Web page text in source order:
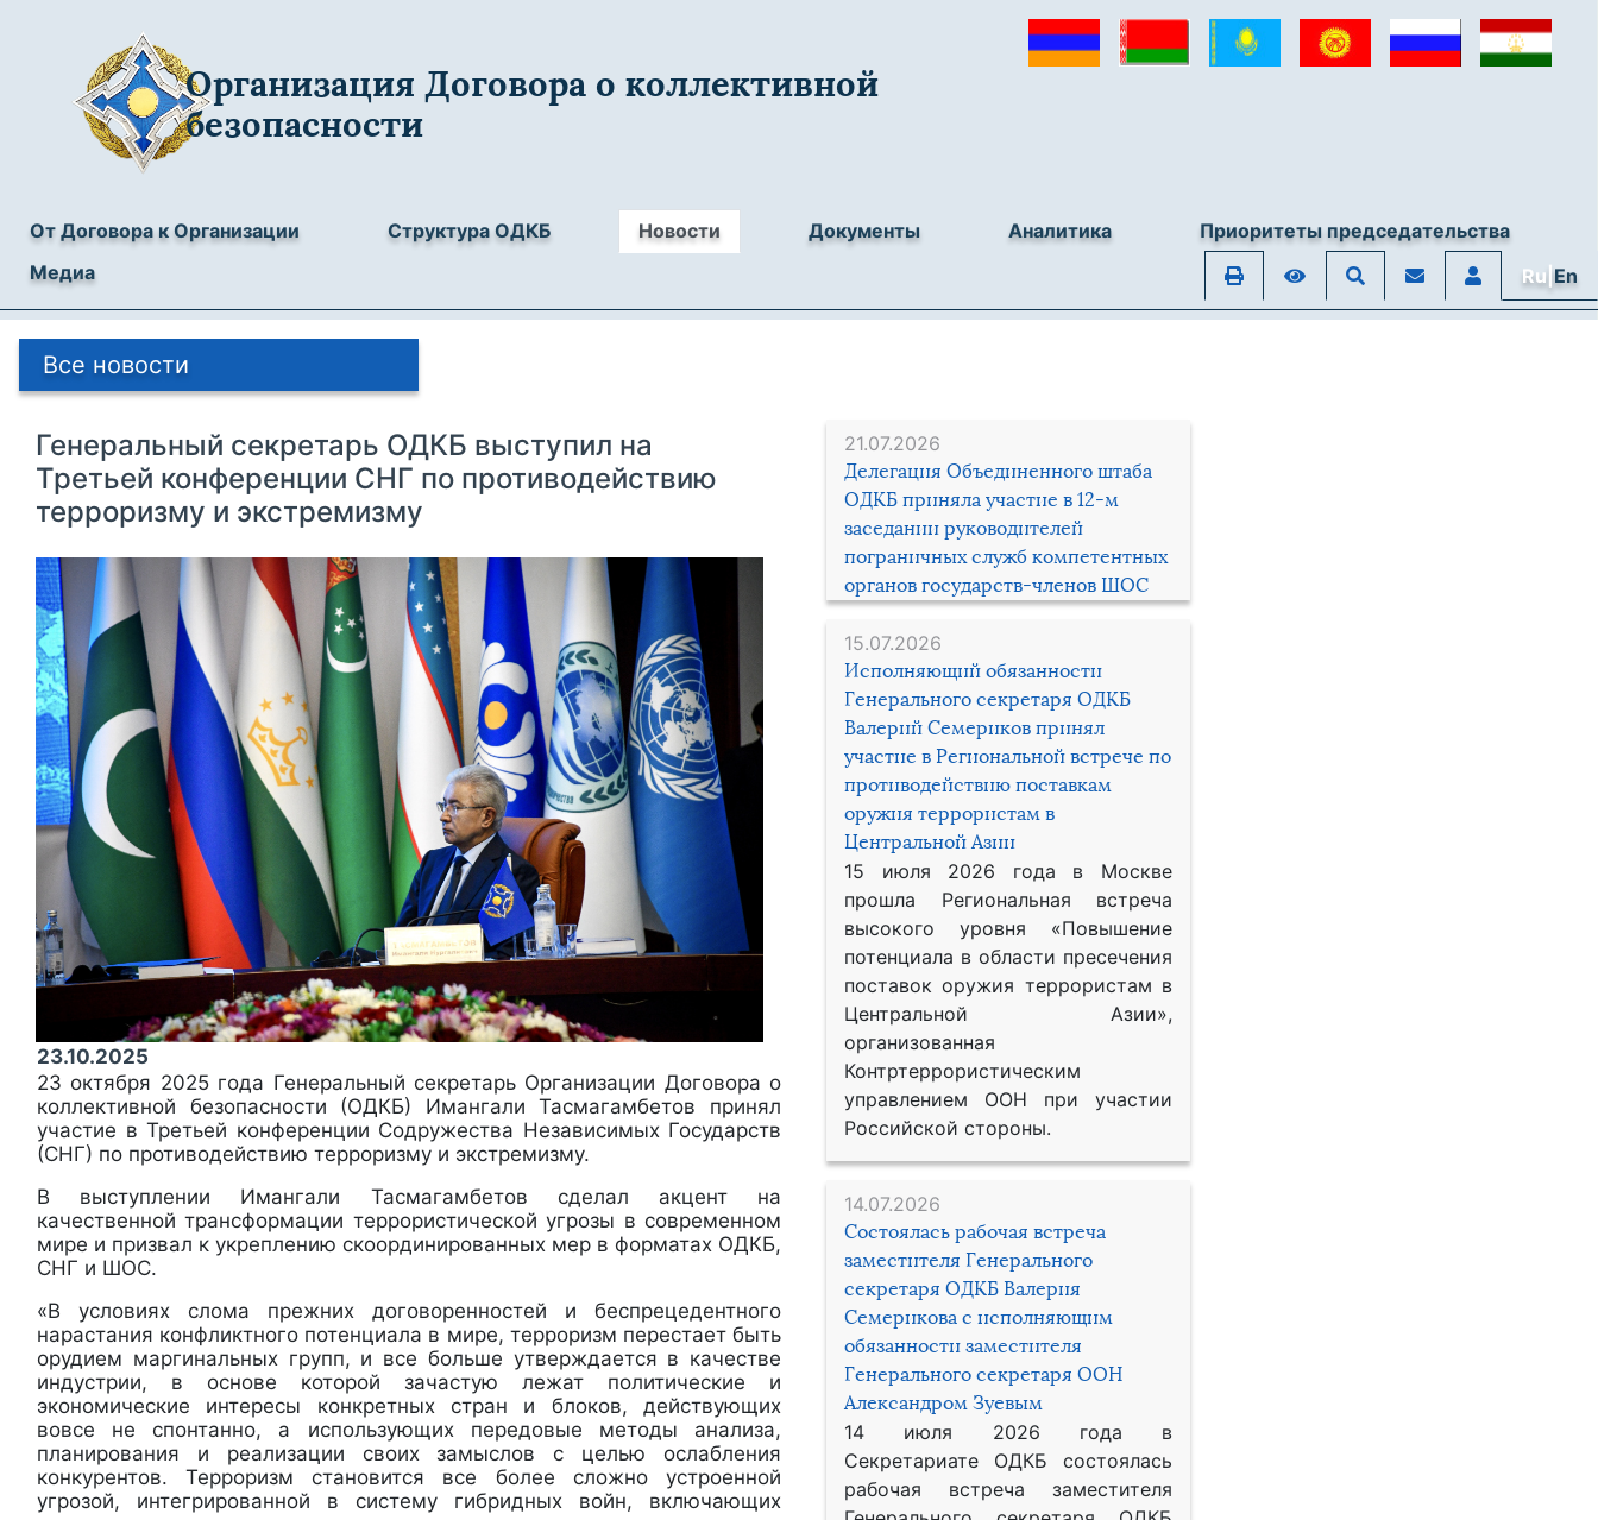
Организация Договора о коллективной
безопасности
От Договора к Организации Структура ОДКБ Новости Документы Аналитика
Приоритеты председательства
Медиа
Ru|En
Все новости
21.07.2026
Делегация Объединенного штаба
ОДКБ приняла участие в 12-м
заседании руководителей
пограничных служб компетентных
органов государств-членов ШОС
15.07.2026
Исполняющий обязанности
Генерального секретаря ОДКБ
Валерий Семериков принял
участие в Региональной встрече по
противодействию поставкам
оружия террористам в
Центральной Азии
15 июля 2026 года в Москве
прошла Региональная встреча
высокого уровня «Повышение
потенциала в области пресечения
поставок оружия террористам в
Центральной Азии»,
организованная
Контртеррористическим
управлением ООН при участии
Российской стороны.
14.07.2026
Состоялась рабочая встреча
заместителя Генерального
секретаря ОДКБ Валерия
Семерикова с исполняющим
обязанности заместителя
Генерального секретаря ООН
Александром Зуевым
14 июля 2026 года в
Секретариате ОДКБ состоялась
рабочая встреча заместителя
Генеральный секретарь ОДКБ выступил на
Третьей конференции СНГ по противодействию
терроризму и экстремизму
23.10.2025
23 октября 2025 года Генеральный секретарь Организации Договора о
коллективной безопасности (ОДКБ) Имангали Тасмагамбетов принял
участие в Третьей конференции Содружества Независимых Государств
(СНГ) по противодействию терроризму и экстремизму.
В выступлении Имангали Тасмагамбетов сделал акцент на
качественной трансформации террористической угрозы в современном
мире и призвал к укреплению скоординированных мер в форматах ОДКБ,
СНГ и ШОС.
«В условиях слома прежних договоренностей и беспрецедентного
нарастания конфликтного потенциала в мире, терроризм перестает быть
орудием маргинальных групп, и все больше утверждается в качестве
индустрии, в основе которой зачастую лежат политические и
экономические интересы конкретных стран и блоков, действующих
вовсе не спонтанно, а использующих передовые методы анализа,
планирования и реализации своих замыслов с целью ослабления
конкурентов. Терроризм становится все более сложно устроенной
угрозой, интегрированной в систему гибридных войн, включающих